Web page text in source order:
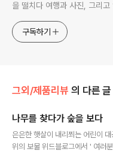
을 떨치다 여행과 사진, 그리고
구독하기
그외/제품리뷰 의 다른 글
나무를 찾다가 숲을 보다
은은한 햇살이 내리쬐는 어린이
위의 보물 위드블로그에서 ' 여러